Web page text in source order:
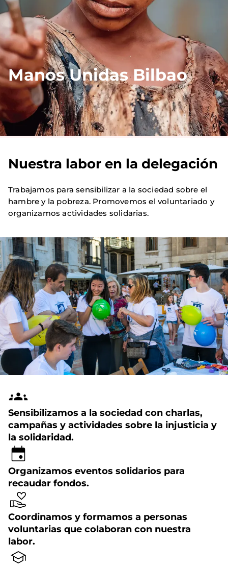
Manos Unidas Bilbao
Nuestra labor en la delegación
Trabajamos para sensibilizar a la sociedad sobre el
hambre y la pobreza. Promovemos el voluntariado y
organizamos actividades solidarias.
Sensibilizamos a la sociedad con charlas,
campañas y actividades sobre la injusticia y
la solidaridad.
Organizamos eventos solidarios para
recaudar fondos.
Coordinamos y formamos a personas
voluntarias que colaboran con nuestra
labor.